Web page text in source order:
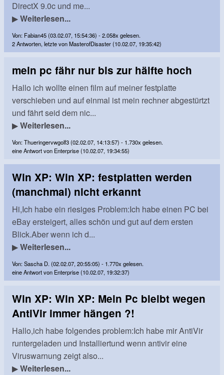
DirectX 9.0c und me...
▶Weiterlesen...
Von: Fabian45 (03.02.07, 15:54:36) - 2.058x gelesen.
2 Antworten, letzte von MasterofDisaster (10.02.07, 19:35:42)
mein pc fähr nur bis zur hälfte hoch
Hallo ich wollte einen film auf meiner festplatte
verschieben und auf einmal ist mein rechner abgestürtzt
und fährt seid dem nic...
▶Weiterlesen...
Von: Thueringervwgolf3 (02.02.07, 14:13:57) - 1.730x gelesen.
eine Antwort von Enterprise (10.02.07, 19:34:55)
Win XP: Win XP: festplatten werden
(manchmal) nicht erkannt
Hi,Ich habe ein riesiges Problem:Ich habe einen PC bei
eBay ersteigert, alles schön und gut auf dem ersten
Blick.Aber wenn ich d...
▶Weiterlesen...
Von: Sascha D. (02.02.07, 20:55:05) - 1.770x gelesen.
eine Antwort von Enterprise (10.02.07, 19:32:37)
Win XP: Win XP: Mein Pc bleibt wegen
AntiVir immer hängen ?!
Hallo,ich habe folgendes problem:Ich habe mir AntiVir
runtergeladen und Installiertund wenn antivir eine
Viruswarnung zeigt also...
▶Weiterlesen...